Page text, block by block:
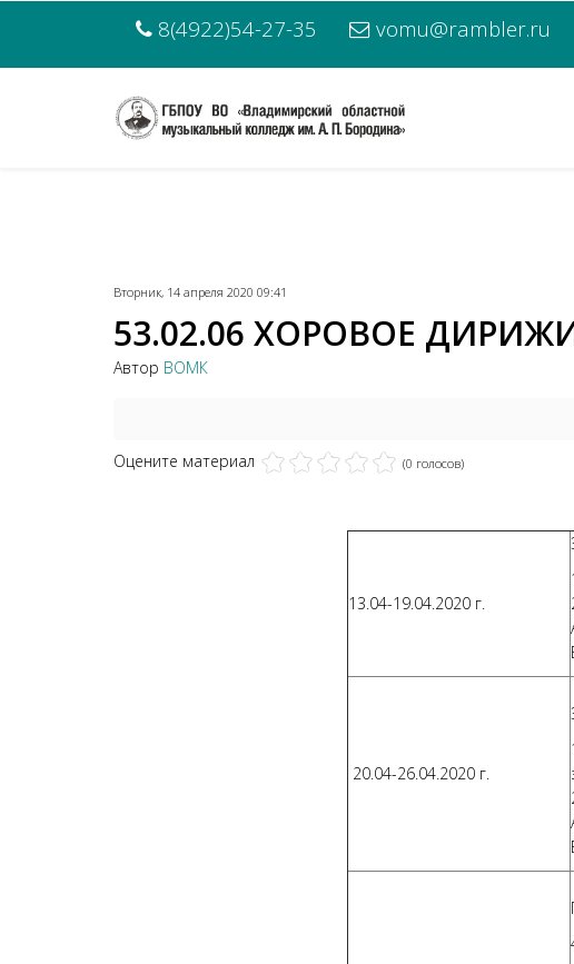
8(4922)54-27-35 vomu@rambler.ru
Вторник, 14 апреля 2020 09:41
53.02.06 ХОРОВОЕ
Автор ВОМК
Оцените материал (0 голосов)
13.04-19.04.2020 г.
20.04-26.04.2020 г.